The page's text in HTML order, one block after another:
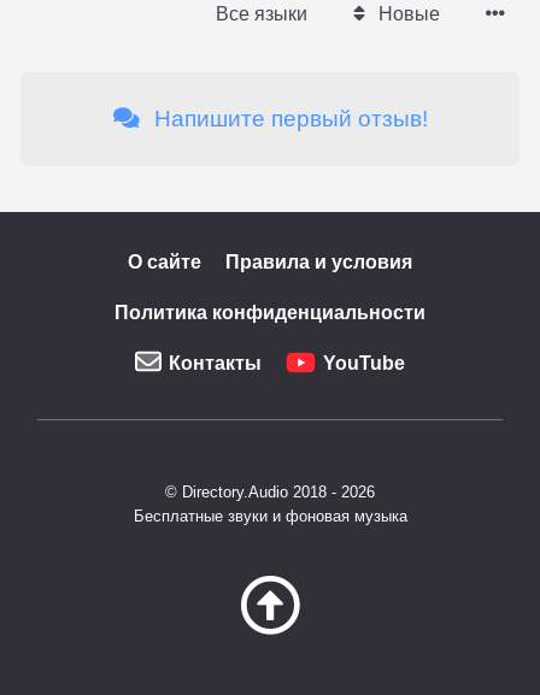
Все языки Новые
Напишите первый отзыв!
О сайте Правила и условия
Политика конфиденциальности
Контакты YouTube
© Directory.Audio 2018 - 2026
Бесплатные звуки и фоновая музыка